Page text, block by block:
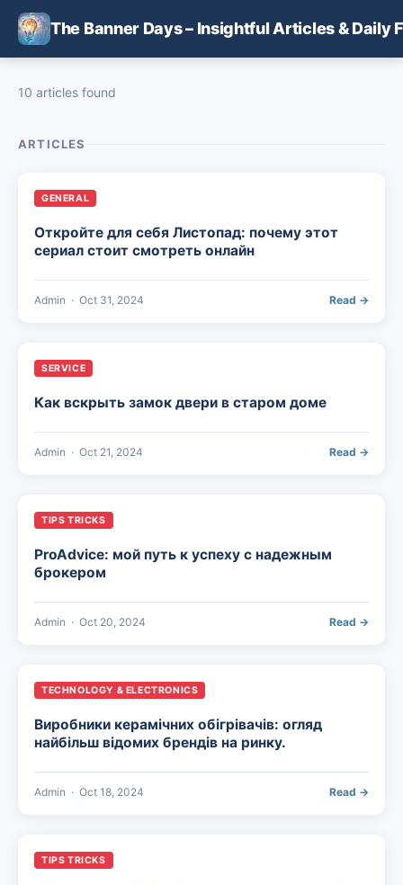
Skip to main content
The Banner Days – Insightful Articles & Daily
10 articles found
ARTICLES
GENERAL
Откройте для себя Листопад: почему этот
сериал стоит смотреть онлайн
Admin · Oct 31, 2024 Read →
SERVICE
Как вскрыть замок двери в старом доме
Admin · Oct 21, 2024 Read →
TIPS TRICKS
ProAdvice: мой путь к успеху с надежным
брокером
Admin · Oct 20, 2024 Read →
TECHNOLOGY & ELECTRONICS
Виробники керамічних обігрівачів: огляд
найбільш відомих брендів на ринку.
Admin · Oct 18, 2024 Read →
TIPS TRICKS